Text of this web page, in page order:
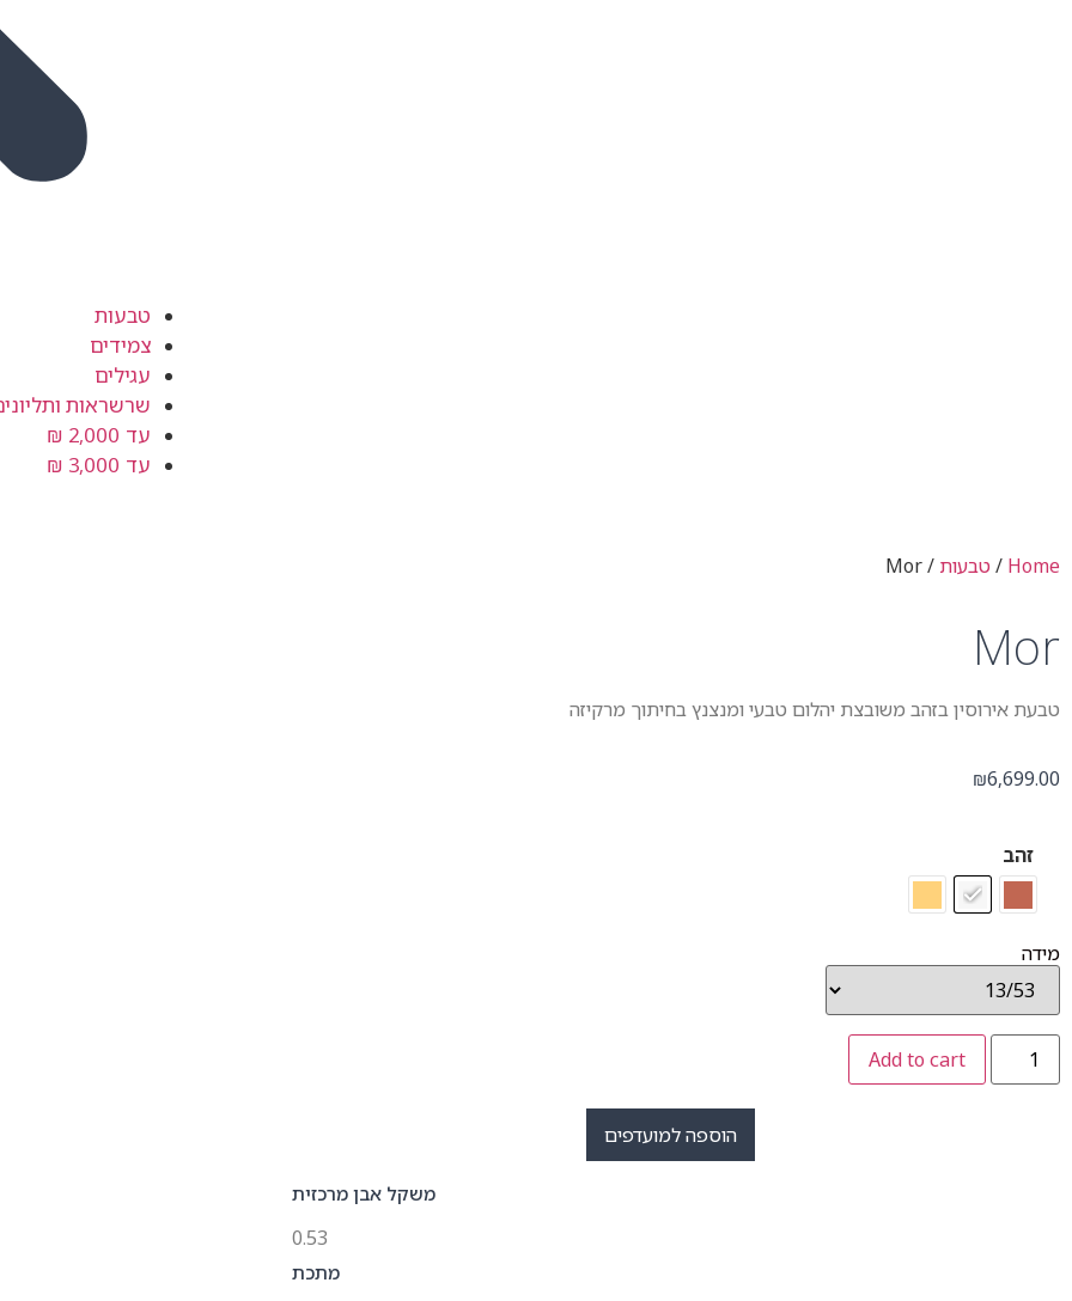
טבעות
צמידים
עגילים
שרשראות
עד 2,000 ₪
עד 3,000 ₪
Home
/ טבעות / Mor
Mor
טבעת אירוסין בזהב משובצת יהלום טבעי ומנצנץ בחיתוך מרקיזה
₪6,699.00
זהב
מידה
Add to cart
הוספה למועדפים
משקל אבן מרכזית
0.53
מתכת